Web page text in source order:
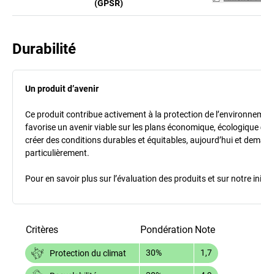
(GPSR)
Durabilité
Un produit d’avenir
Ce produit contribue activement à la protection de
favorise un avenir viable sur les plans économique,
créer des conditions durables et équitables, aujourd’hui et
particulièrement.
Pour en savoir plus sur l’évaluation des produits et sur notre
Critères Pondération Note
Protection du climat 30% 1,7